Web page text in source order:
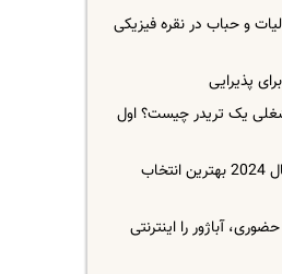
و حباب در نقره فیزیکی
پذیرایی
یک تریدر چیست؟ اول
چرا بلوکارت آلمان در سال 2024 بهترین انتخاب
آباژور را اینترنتی